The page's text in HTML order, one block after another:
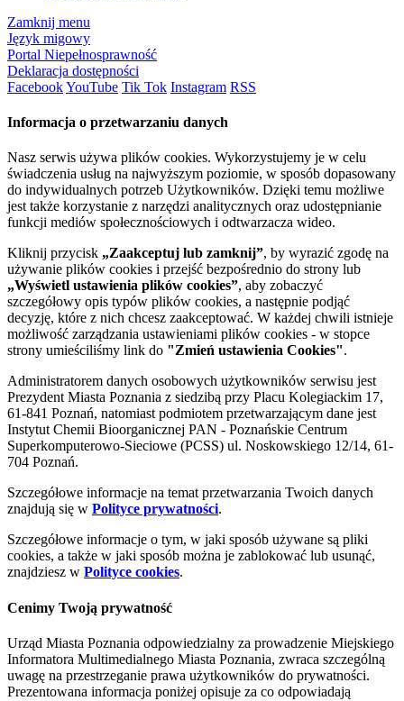
Zamknij menu
Język migowy
Portal Niepełnosprawność
Deklaracja dostępności
FacebookYouTube Tik Tok Instagram RSS
Informacja o przetwarzaniu danych
Nasz serwis używa plików cookies. Wykorzystujemy je w celu
świadczenia usług na najwyższym poziomie, w sposób dopasowany
do indywidualnych potrzeb Użytkowników. Dzięki temu możliwe
jest także korzystanie z narzędzi analitycznych oraz udostępnianie
funkcji mediów społecznościowych i odtwarzacza wideo.
Kliknij przycisk „Zaakceptuj lub zamknij”, by wyrazić zgodę na
używanie plików cookies i przejść bezpośrednio do strony lub
„Wyświetl ustawienia plików cookies”, aby zobaczyć
szczegółowy opis typów plików cookies, a następnie podjąć
decyzję, które z nich chcesz zaakceptować. W każdej chwili istnieje
możliwość zarządzania ustawieniami plików cookies - w stopce
strony umieściliśmy link do "Zmień ustawienia Cookies".
Administratorem danych osobowych użytkowników serwisu jest
Prezydent Miasta Poznania z siedzibą przy Placu Kolegiackim 17,
61-841 Poznań, natomiast podmiotem przetwarzającym dane jest
Instytut Chemii Bioorganicznej PAN - Poznańskie Centrum
Superkomputerowo-Sieciowe (PCSS) ul. Noskowskiego 12/14, 61-
704 Poznań.
Szczegółowe informacje na temat przetwarzania Twoich danych
znajdują się w Polityce prywatności.
Szczegółowe informacje o tym, w jaki sposób używane są pliki
cookies, a także w jaki sposób można je zablokować lub usunąć,
znajdziesz w Polityce cookies.
Cenimy Twoją prywatność
Urząd Miasta Poznania odpowiedzialny za prowadzenie Miejskiego
Informatora Multimedialnego Miasta Poznania, zwraca szczególną
uwagę na przestrzeganie prawa użytkowników do prywatności.
Prezentowana informacja poniżej opisuje za co odpowiadają